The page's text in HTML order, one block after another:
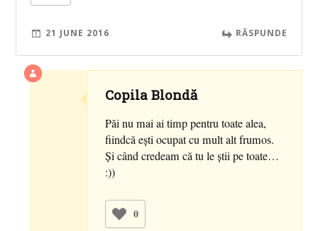
21 JUNE 2016 RĂSPUNDE
Copila Blondă
Păi nu mai ai timp pentru toate alea,
fiindcă eşti ocupat cu mult alt frumos.
Şi când credeam că tu le ştii pe toate…
:))
0